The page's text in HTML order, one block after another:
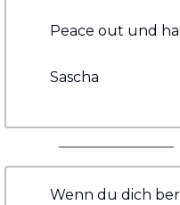
Peace out und
Sascha
Wenn du dich